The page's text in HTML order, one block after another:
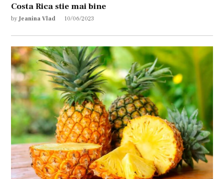
Costa Rica stie mai bine
by Jeanina Vlad 10/06/2023